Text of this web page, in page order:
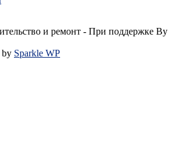
и ремонт - При поддержке By
by Sparkle WP